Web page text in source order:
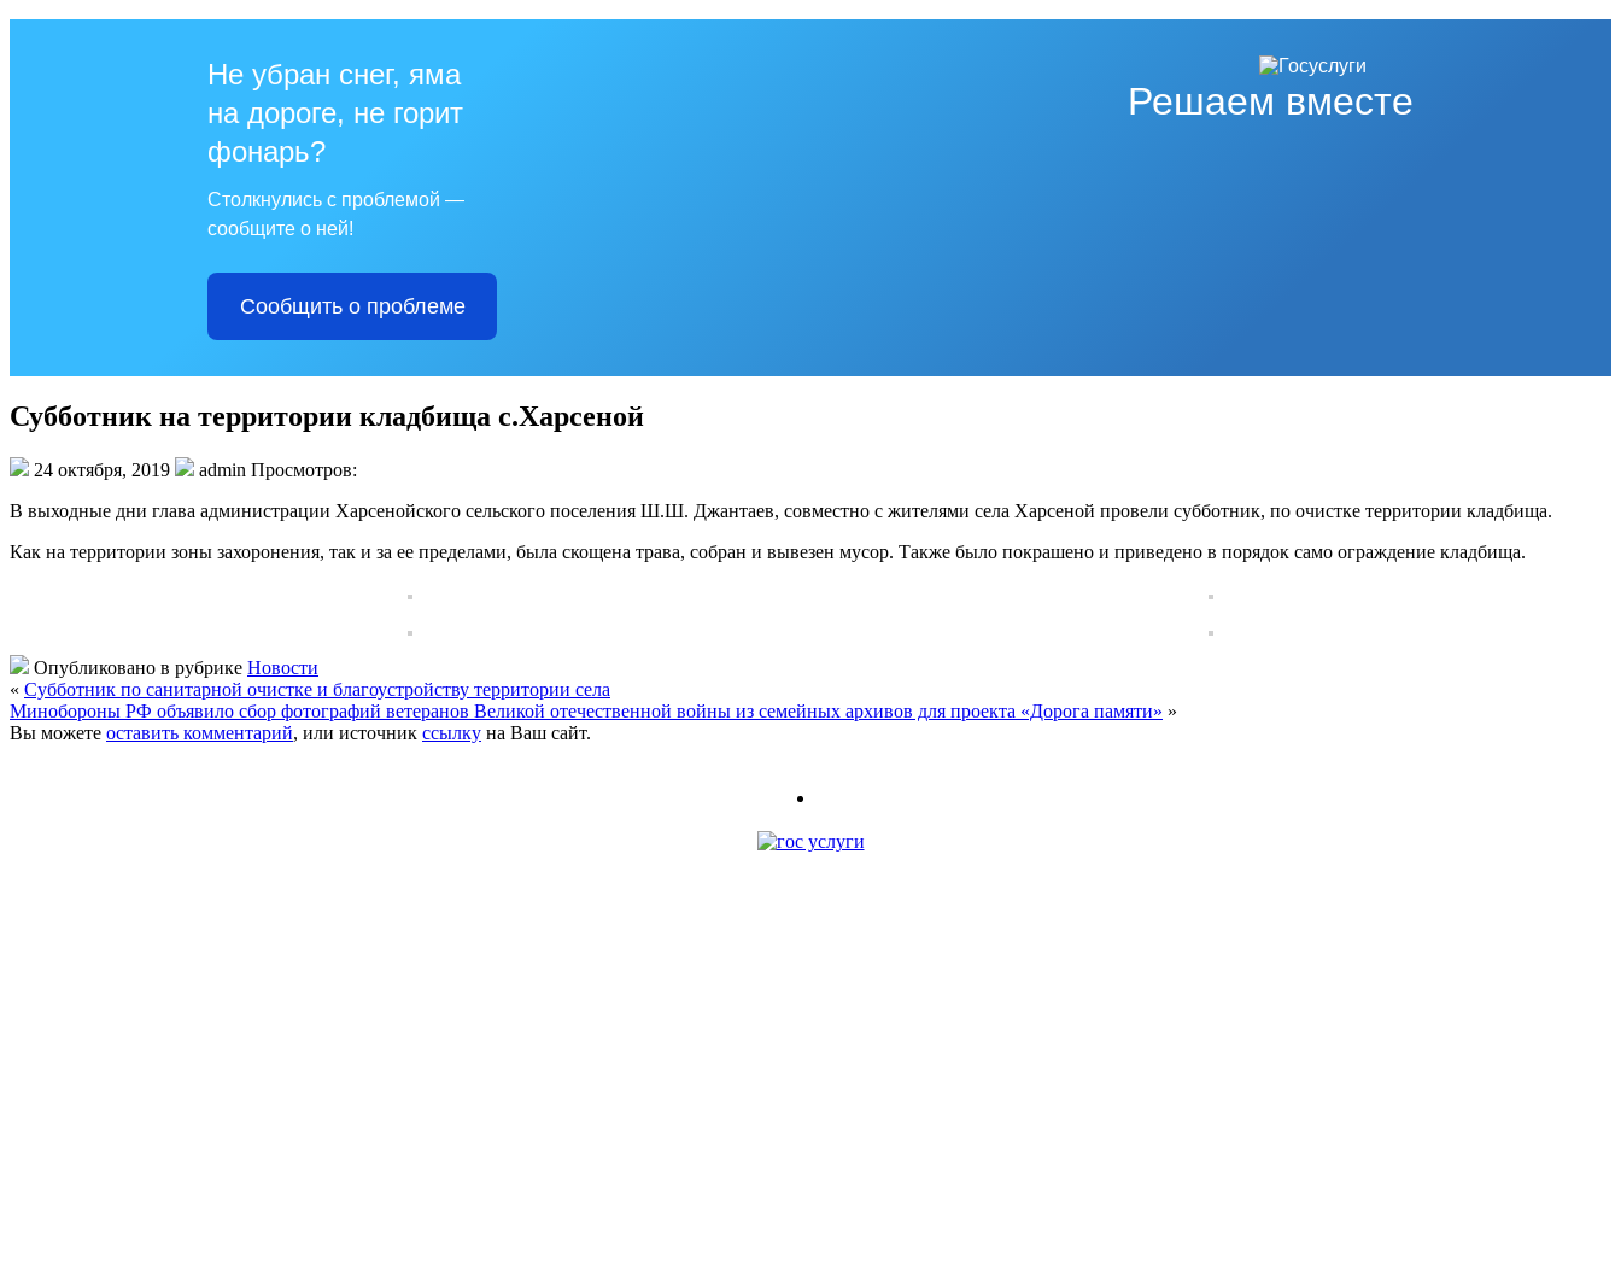
Решаем вместе
Не убран снег, яма
на дороге, не горит
фонарь?
Столкнулись с проблемой —
сообщите о ней!
Сообщить о проблеме
Субботник на территории кладбища с.Харсеной
24 октября, 2019
admin Просмотров:
В выходные дни глава администрации Харсенойского сельского поселения Ш.Ш. Джантаев, совместно с жителями села Харсеной провели субботник, по очистке территории кладбища.
Как на территории зоны захоронения, так и за ее пределами, была скощена трава, собран и вывезен мусор. Также было покрашено и приведено в порядок само ограждение кладбища.
Опубликовано в рубрике Новости
« Субботник по санитарной очистке и благоустройству территории села
Минобороны РФ объявило сбор фотографий ветеранов Великой отечественной войны из семейных архивов для проекта «Дорога памяти» »
Вы можете оставить комментарий, или источник ссылку на Ваш сайт.